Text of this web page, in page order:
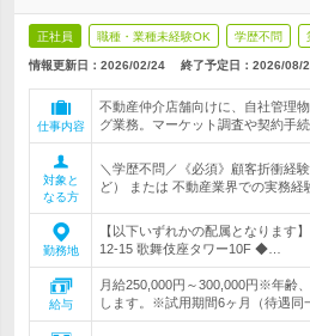
正社員 職種・業種未経験OK 学歴不問
情報更新日：2026/02/24 終了予定日： 2026/08/
仕事内容
不動産仲介店舗向けに、自社管理
グ業務。マーケット調査や契約手
対象と
なる方
＼学歴不問／《必須》顧客折衝経
ど） または 不動産業界での実務経
勤務地
【以下いずれかの配属となります
12-15 歌舞伎座タワー10F ◆…
給与
月給250,000円～300,000円※年齢
します。※試用期間6ヶ月（待遇同